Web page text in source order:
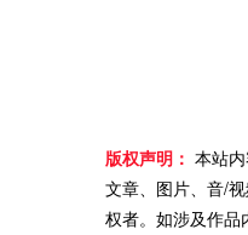
版权声明： 本站
文章、图片、音/
权者。如涉及作品